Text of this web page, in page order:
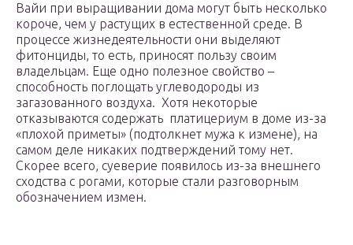
Вайи при выращивании дома могут быть несколько
короче, чем у растущих в естественной среде. В
процессе жизнедеятельности они выделяют
фитонциды, то есть, приносят пользу своим
владельцам. Еще одно полезное свойство –
способность поглощать углеводороды из
загазованного воздуха. Хотя некоторые
отказываются содержать платицериум в доме из-за
«плохой приметы» (подтолкнет мужа к измене), на
самом деле никаких подтверждений тому нет.
Скорее всего, суеверие появилось из-за внешнего
сходства с рогами, которые стали разговорным
обозначением измен.